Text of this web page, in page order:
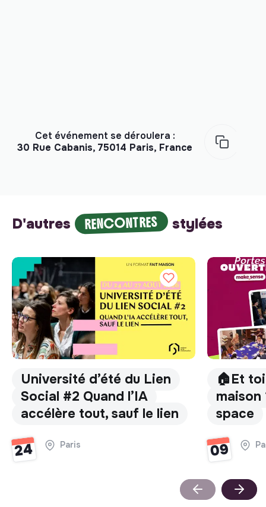
Cet événement se déroulera :
30 Rue Cabanis, 75014 Paris, France
D'autres RENCONTRES stylées
Université d’été du Lien
Social #2 Quand l’IA
accélère tout, sauf le lien
24 Paris
🏠Et
maison
space
09